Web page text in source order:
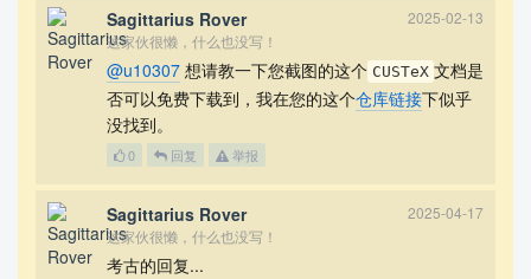
Sagittarius Rover
2025-02-13
这家伙很懒，什么也没写！
@u10307 想请教一下您截图的这个 CUSTeX 文档是
否可以免费下载到，我在您的这个仓库链接下似乎
没找到。
0 回复 举报
Sagittarius Rover
2025-04-17
这家伙很懒，什么也没写！
考古的回复...